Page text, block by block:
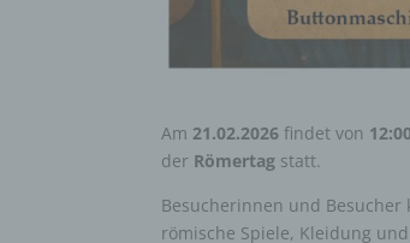
Am 21.02.2026 findet von
der Römertag statt.
Besucherinnen und
römische Spiele, Kleidung